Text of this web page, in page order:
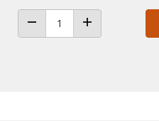
ANZAHL VERRINGERNANZAHL ERHÖHEN